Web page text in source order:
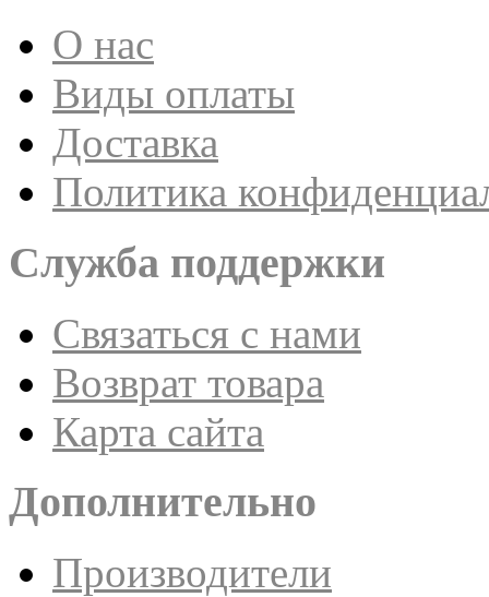
О нас
Виды оплаты
Доставка
Политика
Служба поддержки
Связаться с нами
Возврат товара
Карта сайта
Дополнительно
Производители